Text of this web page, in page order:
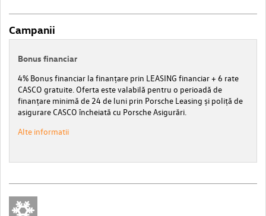
Campanii
Bonus financiar
4% Bonus financiar la finanțare prin LEASING financiar + 6 rate
CASCO gratuite. Oferta este valabilă pentru o perioadă de
finanțare minimă de 24 de luni prin Porsche Leasing și poliță de
asigurare CASCO încheiată cu Porsche Asigurări.
Alte informatii